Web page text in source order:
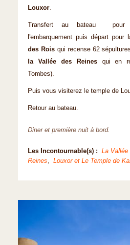
Louxor.
Transfert au bateau pour
l'embarquement puis départ pour
des Rois qui recense 62
la Vallée des Reines qui en
Tombes).
Puis vous visiterez le temple de
Retour au bateau.
Diner et première nuit à bord.
Les Incontournable(s) :
La Vallée
Reines, Louxor et Le Temple de